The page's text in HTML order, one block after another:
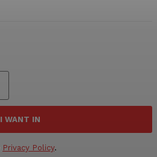
I WANT IN
Privacy Policy.